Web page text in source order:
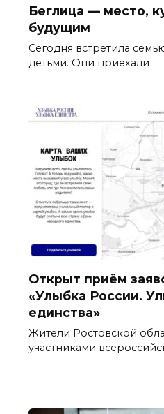
Беглица — место,
будущим
Сегодня встретила
детьми. Они приехали
Открыт приём
«Улыбка России.
единства»
Жители Ростовской
участниками